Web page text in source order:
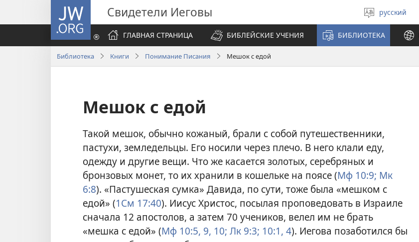
JW.ORG Свидетели Иеговы
Выберите
язык
русский
ГЛАВНАЯ СТРАНИЦА
БИБЛЕЙСКИЕ УЧЕНИЯ БИБЛИОТЕКА
Библиотека Книги Понимание Писания Мешок с едой
Мешок с едой
Такой мешок, обычно кожаный, брали с собой путешественники,
пастухи, земледельцы. Его носили через плечо. В него клали еду,
одежду и другие вещи. Что же касается золотых, серебряных и
бронзовых монет, то их хранили в кошельке на поясе (Мф 10:9; Мк
6:8). «Пастушеская сумка» Давида, по сути, тоже была «мешком с
едой» (1См 17:40). Иисус Христос, посылая проповедовать в Израиле
сначала 12 апостолов, а затем 70 учеников, велел им не брать
«мешка с едой» (Мф 10:5, 9, 10; Лк 9:3; 10:1, 4). Иегова позаботился бы